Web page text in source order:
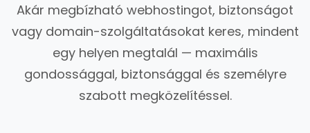
Akár megbízható webhostingot, biztonságot
vagy domain-szolgáltatásokat keres, mindent
egy helyen megtalál — maximális
gondossággal, biztonsággal és személyre
szabott megközelítéssel.